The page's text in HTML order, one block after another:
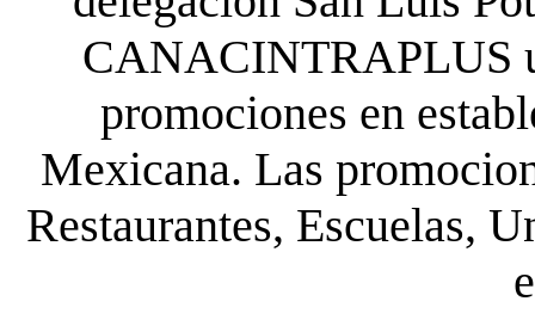
CANACINTRAPLUS
promociones en
Mexicana. Las
Restaurantes, Escuelas,